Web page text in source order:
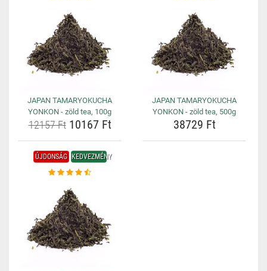
JAPAN TAMARYOKUCHA
YONKON - zöld tea, 100g
12157 Ft10167 Ft
JAPAN TAMARYOKUCHA
YONKON - zöld tea, 500g
38729 Ft
ÚJDONSÁG KEDVEZMÉNY